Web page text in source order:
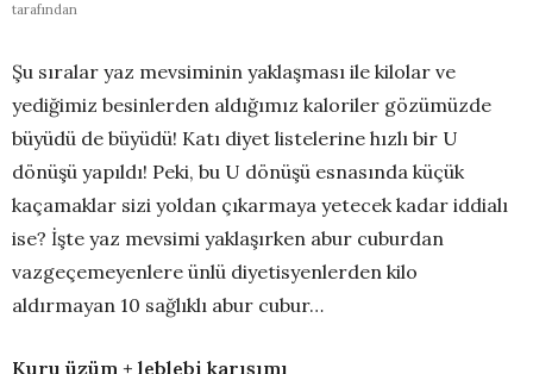
tarafından
Şu sıralar yaz mevsiminin yaklaşması ile kilolar ve
yediğimiz besinlerden aldığımız kaloriler gözümüzde
büyüdü de büyüdü! Katı diyet listelerine hızlı bir U
dönüşü yapıldı! Peki, bu U dönüşü esnasında küçük
kaçamaklar sizi yoldan çıkarmaya yetecek kadar iddialı
ise? İşte yaz mevsimi yaklaşırken abur cuburdan
vazgeçemeyenlere ünlü diyetisyenlerden kilo
aldırmayan 10 sağlıklı abur cubur…
Kuru üzüm + leblebi karışımı